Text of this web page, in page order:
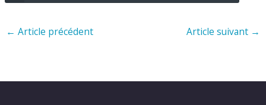
← Article précédent Article suivant →